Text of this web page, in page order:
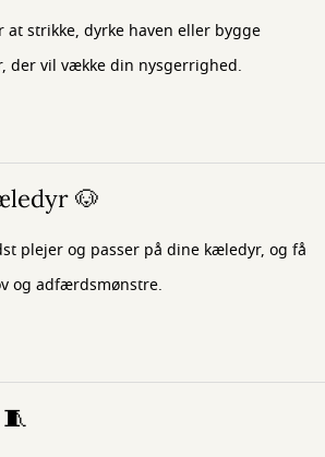
at strikke, dyrke haven eller bygge
der vil vække din nysgerrighed.
🐶
plejer og passer på dine kæledyr, og få
og adfærdsmønstre.